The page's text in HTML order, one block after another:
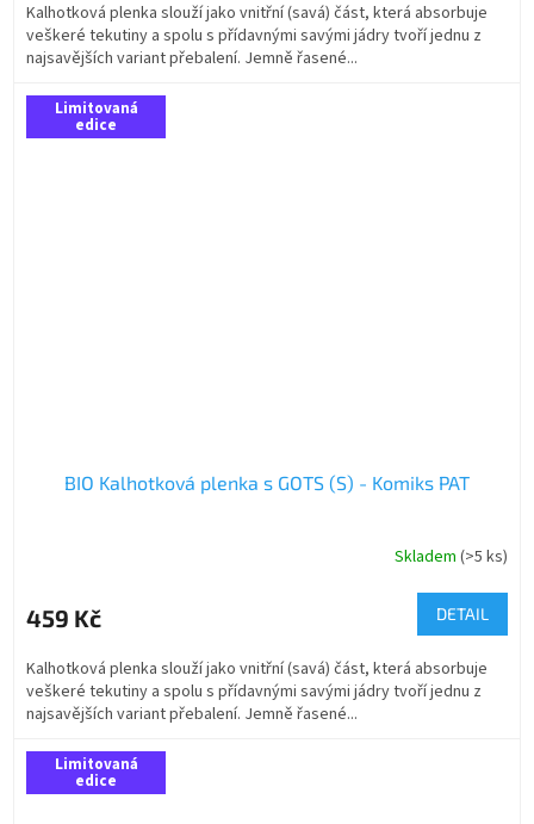
Kalhotková plenka slouží jako vnitřní (savá) část, která absorbuje
veškeré tekutiny a spolu s přídavnými savými jádry tvoří jednu z
najsavějších variant přebalení. Jemně řasené...
Limitovaná
edice
BIO Kalhotková plenka s GOTS (S) - Komiks PAT
Skladem (>5 ks)
459 Kč DETAIL
Kalhotková plenka slouží jako vnitřní (savá) část, která absorbuje
veškeré tekutiny a spolu s přídavnými savými jádry tvoří jednu z
najsavějších variant přebalení. Jemně řasené...
Limitovaná
edice